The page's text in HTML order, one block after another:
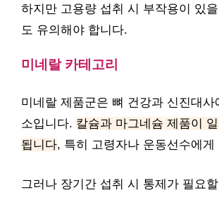
하지만 고용량 섭취 시 부작용이 있
도 유의해야 합니다.
미네랄 카테고리
미네랄 제품군은 뼈 건강과 신진대사
소입니다. 칼슘과 마그네슘 제품이
됩니다, 특히 고령자나 운동선수에게
그러나 장기간 섭취 시 통제가 필요